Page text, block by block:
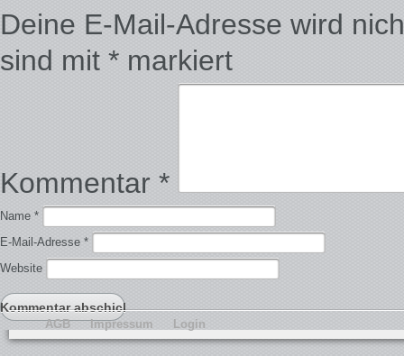
Deine E-Mail-Adresse wird
sind mit * markiert
Kommentar *
Name *
E-Mail-Adresse *
Website
AGB Impressum Login